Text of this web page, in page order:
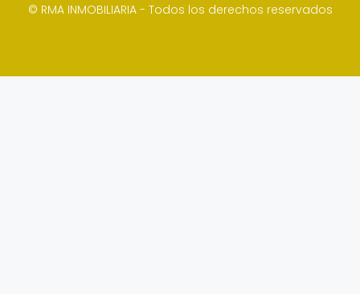
© RMA INMOBILIARIA - Todos los derechos reservados